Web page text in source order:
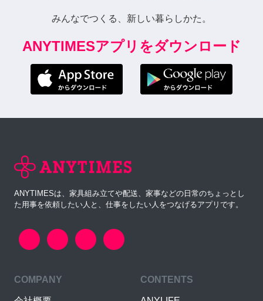
みんなでつくる、新しい暮らしかた。
ANYTIMESアプリをダウンロード
ANYTIMESは、家具組み立てや配送、家事などの日常のちょっとし
た用事を依頼したい人と、仕事をしたい人をつなげるアプリです。
COMPANY CONTENTS